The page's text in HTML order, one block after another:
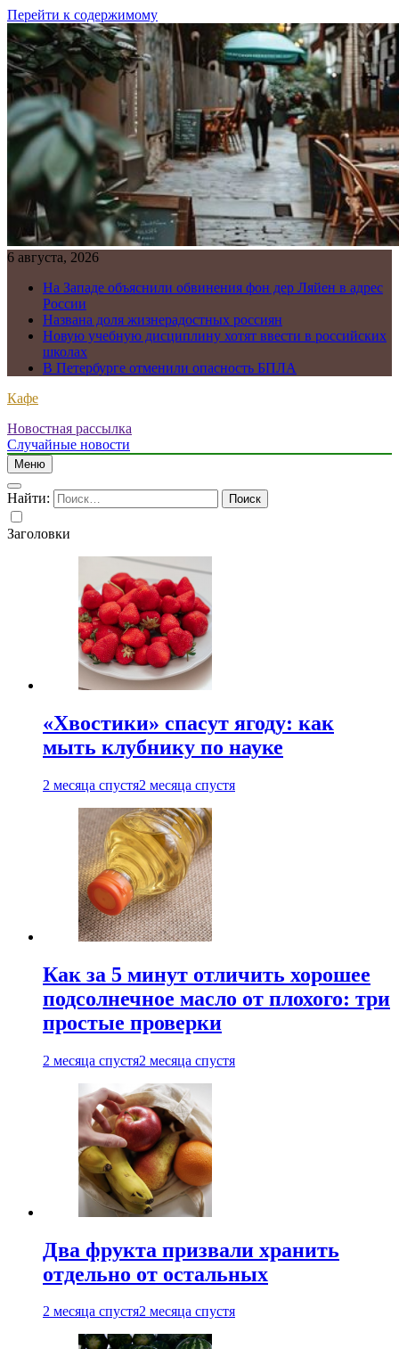
Перейти к содержимому
6 августа, 2026
На Западе объяснили обвинения фон дер Ляйен в адрес
России
Названа доля жизнерадостных россиян
Новую учебную дисциплину хотят ввести в российских
школах
В Петербурге отменили опасность БПЛА
Кафе
Новостная рассылка
Случайные новости
Меню
Найти:
Заголовки
«Хвостики» спасут ягоду: как
мыть клубнику по науке
2 месяца спустя2 месяца спустя
Как за 5 минут отличить хорошее
подсолнечное масло от плохого: три
простые проверки
2 месяца спустя2 месяца спустя
Два фрукта призвали хранить
отдельно от остальных
2 месяца спустя2 месяца спустя